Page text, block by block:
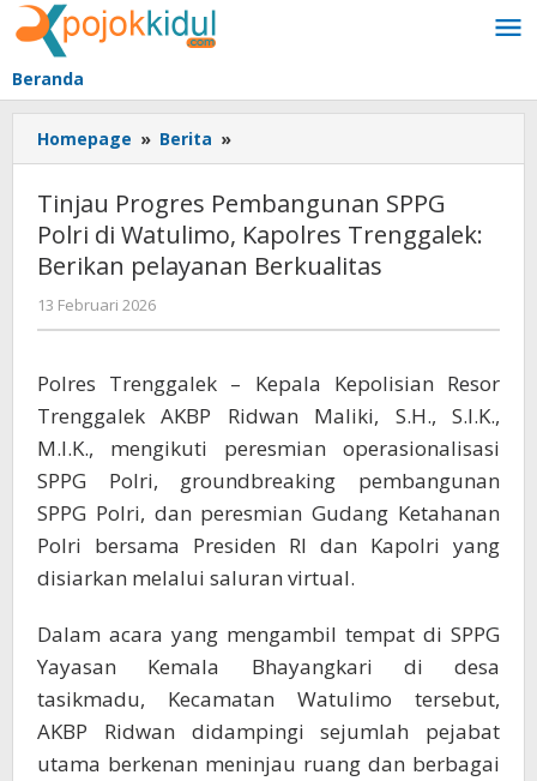
Lewati
ke
konten
Beranda
Homepage » Berita »
Progres
SPPG
Polri
di
Trenggalek:
pelayanan
Berkualitas
Tinjau Progres Pembangunan SPPG
Polri di Watulimo, Kapolres Trenggalek:
Berikan pelayanan Berkualitas
13 Februari 2026
BangAdmin
Polres Trenggalek – Kepala Kepolisian Resor
Trenggalek AKBP Ridwan Maliki, S.H., S.I.K.,
M.I.K., mengikuti peresmian operasionalisasi
SPPG Polri, groundbreaking pembangunan
SPPG Polri, dan peresmian Gudang Ketahanan
Polri bersama Presiden RI dan Kapolri yang
disiarkan melalui saluran virtual.
Dalam acara yang mengambil tempat di SPPG
Yayasan Kemala Bhayangkari di desa
tasikmadu, Kecamatan Watulimo tersebut,
AKBP Ridwan didampingi sejumlah pejabat
utama berkenan meninjau ruang dan berbagai